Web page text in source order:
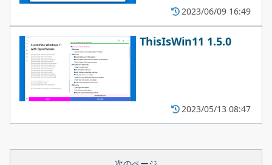
2023/06/09 16:49
ThisIsWin11 1.5.0
2023/05/13 08:47